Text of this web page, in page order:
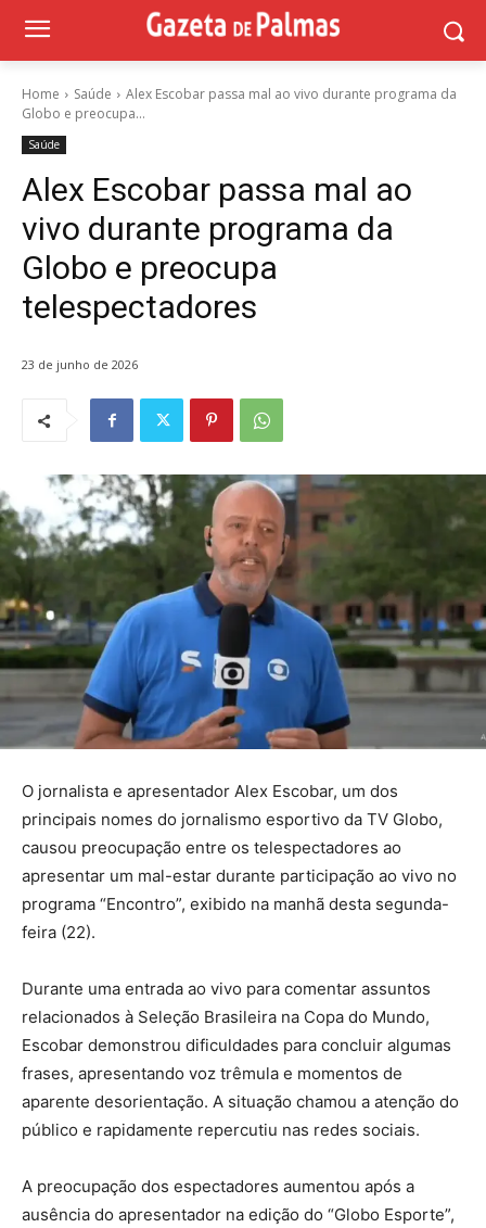
Home Saúde
Alex Escobar passa mal ao vivo durante programa da
Globo e preocupa...
Saúde
Alex Escobar passa mal ao
vivo durante programa da
Globo e preocupa
telespectadores
23 de junho de 2026
O jornalista e apresentador Alex Escobar, um dos
principais nomes do jornalismo esportivo da TV Globo,
causou preocupação entre os telespectadores ao
apresentar um mal-estar durante participação ao vivo no
programa “Encontro”, exibido na manhã desta segunda-
feira (22).
Durante uma entrada ao vivo para comentar assuntos
relacionados à Seleção Brasileira na Copa do Mundo,
Escobar demonstrou dificuldades para concluir algumas
frases, apresentando voz trêmula e momentos de
aparente desorientação. A situação chamou a atenção do
público e rapidamente repercutiu nas redes sociais.
A preocupação dos espectadores aumentou após a
ausência do apresentador na edição do “Globo Esporte”,